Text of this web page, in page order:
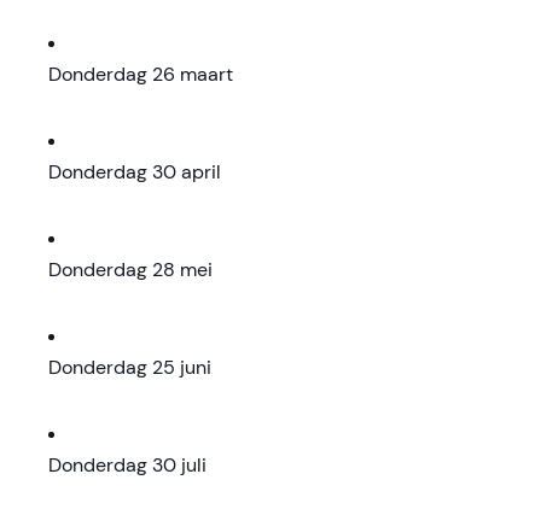
Donderdag 26 maart
Donderdag 30 april
Donderdag 28 mei
Donderdag 25 juni
Donderdag 30 juli